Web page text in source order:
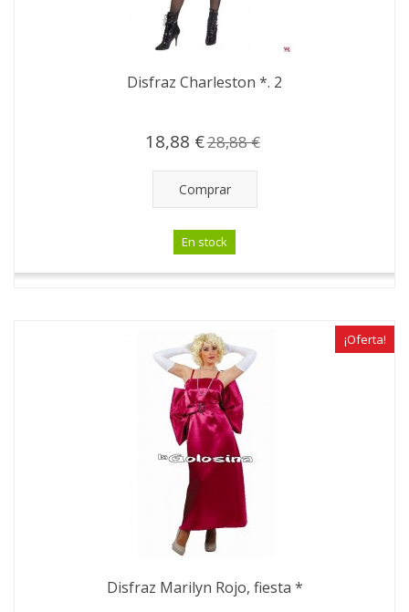
Disfraz Charleston *. 2
18,88 €28,88 €
Comprar
En stock
¡Oferta!
Disfraz Marilyn Rojo, fiesta *